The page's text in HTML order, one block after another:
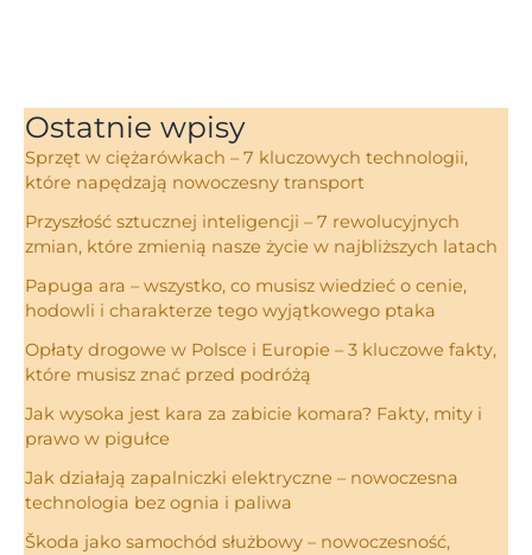
Ostatnie wpisy
Sprzęt w ciężarówkach – 7 kluczowych technologii,
które napędzają nowoczesny transport
Przyszłość sztucznej inteligencji – 7 rewolucyjnych
zmian, które zmienią nasze życie w najbliższych latach
Papuga ara – wszystko, co musisz wiedzieć o cenie,
hodowli i charakterze tego wyjątkowego ptaka
Opłaty drogowe w Polsce i Europie – 3 kluczowe fakty,
które musisz znać przed podróżą
Jak wysoka jest kara za zabicie komara? Fakty, mity i
prawo w pigułce
Jak działają zapalniczki elektryczne – nowoczesna
technologia bez ognia i paliwa
Škoda jako samochód służbowy – nowoczesność,